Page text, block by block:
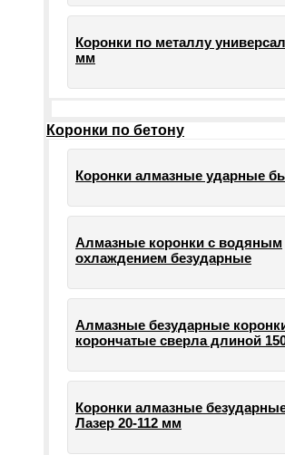
Коронки по металлу
мм
Коронки по бетону
Коронки алмазные ударные
Алмазные коронки с водяным
охлаждением безударные
Алмазные безударные
корончатые сверла длиной
Коронки алмазные
Лазер 20-112 мм